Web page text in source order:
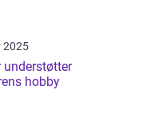
2025
understøtter
hobby